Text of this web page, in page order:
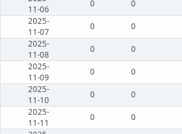
11-06
0 0
2025-
11-07
0 0
2025-
11-08
0 0
2025-
11-09
0 0
2025-
11-10
0 0
2025-
11-11
0 0